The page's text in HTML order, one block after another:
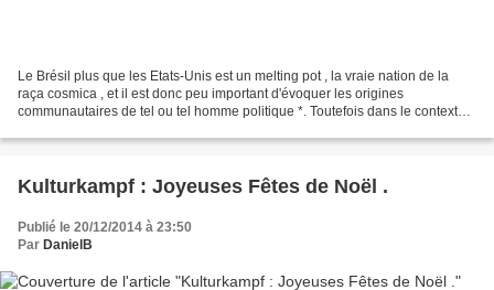
Le Brésil plus que les Etats-Unis est un melting pot , la vraie nation de la
raça cosmica , et il est donc peu important d'évoquer les origines
communautaires de tel ou tel homme politique *. Toutefois dans le contexte
Kulturkampf : Joyeuses Fêtes de Noël .
Publié le 20/12/2014 à 23:50
Par DanielB